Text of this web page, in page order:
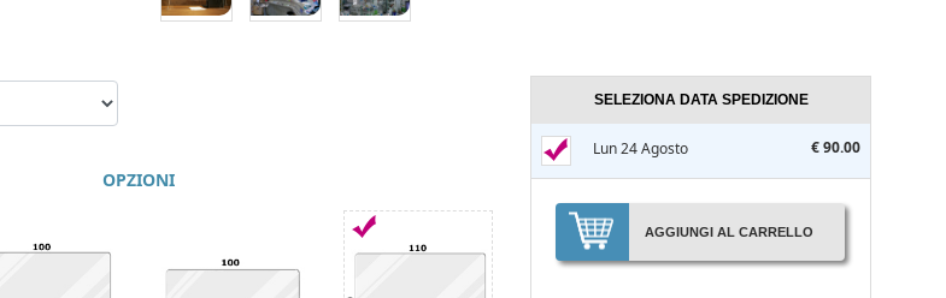
OPZIONI
SELEZIONA DATA SPEDIZIONE
Lun 24 Agosto € 90.00
AGGIUNGI AL CARRELLO